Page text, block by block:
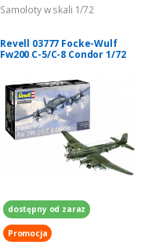
Samoloty w skali 1/72
Revell 03777 Focke-Wulf
Fw200 C-5/C-8 Condor 1/72
dostępny od zaraz
Promocja